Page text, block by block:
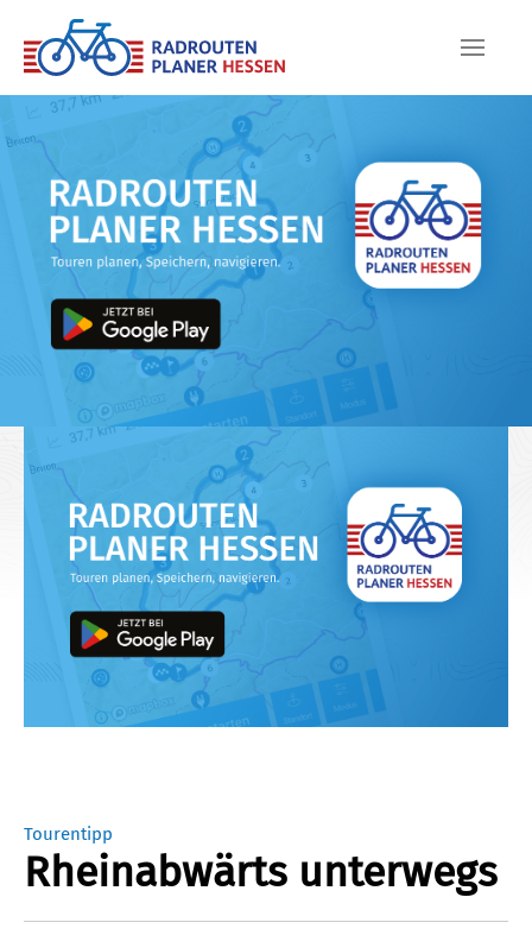
Skip to main content
Tourentipp
Rheinabwärts unterwegs